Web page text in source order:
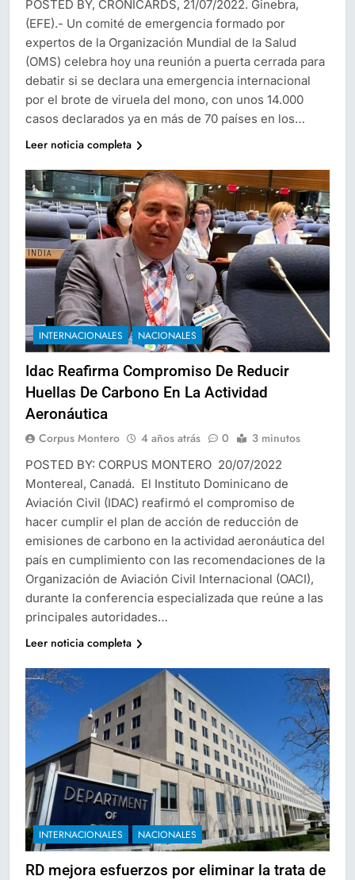
POSTED BY, CRONICARDS, 21/07/2022. Ginebra,
(EFE).- Un comité de emergencia formado por
expertos de la Organización Mundial de la Salud
(OMS) celebra hoy una reunión a puerta cerrada para
debatir si se declara una emergencia internacional
por el brote de viruela del mono, con unos 14.000
casos declarados ya en más de 70 países en los…
Leer noticia completa
INTERNACIONALES NACIONALES
Idac Reafirma Compromiso De Reducir
Huellas De Carbono En La Actividad
Aeronáutica
Corpus Montero 4 años atrás 0 3 minutos
POSTED BY: CORPUS MONTERO 20/07/2022
Montereal, Canadá. El Instituto Dominicano de
Aviación Civil (IDAC) reafirmó el compromiso de
hacer cumplir el plan de acción de reducción de
emisiones de carbono en la actividad aeronáutica del
país en cumplimiento con las recomendaciones de la
Organización de Aviación Civil Internacional (OACI),
durante la conferencia especializada que reúne a las
principales autoridades…
Leer noticia completa
INTERNACIONALES NACIONALES
RD mejora esfuerzos por eliminar la trata de